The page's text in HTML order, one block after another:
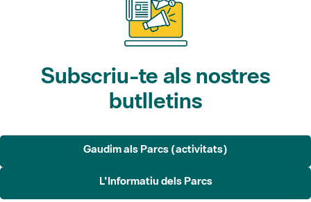
Subscriu-te als nostres
butlletins
Gaudim als Parcs (activitats)
L'Informatiu dels Parcs